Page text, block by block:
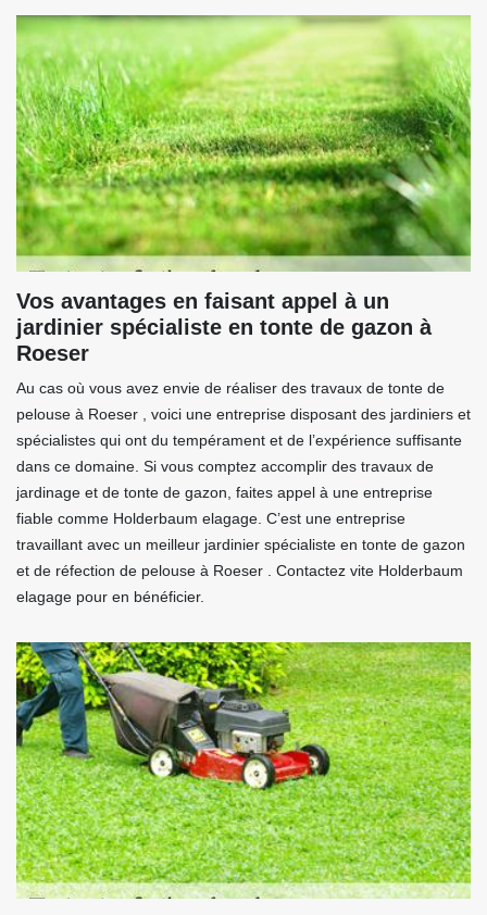
Vos avantages en faisant appel à un
jardinier spécialiste en tonte de gazon à
Roeser
Au cas où vous avez envie de réaliser des travaux de tonte de
pelouse à Roeser , voici une entreprise disposant des jardiniers et
spécialistes qui ont du tempérament et de l’expérience suffisante
dans ce domaine. Si vous comptez accomplir des travaux de
jardinage et de tonte de gazon, faites appel à une entreprise
fiable comme Holderbaum elagage. C’est une entreprise
travaillant avec un meilleur jardinier spécialiste en tonte de gazon
et de réfection de pelouse à Roeser . Contactez vite Holderbaum
elagage pour en bénéficier.